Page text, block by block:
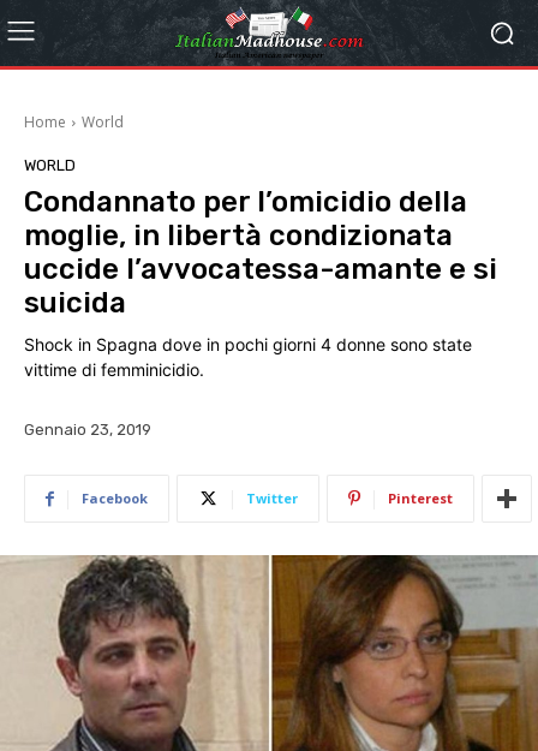
Home World
WORLD
Condannato per l’omicidio della
moglie, in libertà condizionata
uccide l’avvocatessa-amante e si
suicida
Shock in Spagna dove in pochi giorni 4 donne sono state
vittime di femminicidio.
Gennaio 23, 2019
Facebook Twitter Pinterest